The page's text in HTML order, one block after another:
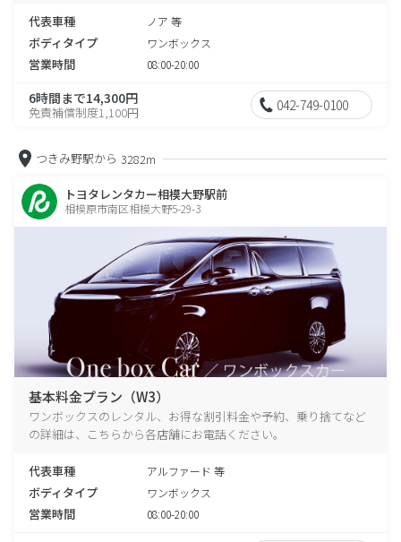
代表車種 ノア 等
ボディタイプ ワンボックス
営業時間 08:00-20:00
6時間まで14,300円
免責補償制度1,100円 042-749-0100
つきみ野駅から 3282m
トヨタレンタカー相模大野駅前
相模原市南区相模大野5-29-3
基本料金プラン（W3）
ワンボックスのレンタル、お得な割引料金や予約、乗り捨てなど
の詳細は、こちらから各店舗にお電話ください。
代表車種 アルファード 等
ボディタイプ ワンボックス
営業時間 08:00-20:00